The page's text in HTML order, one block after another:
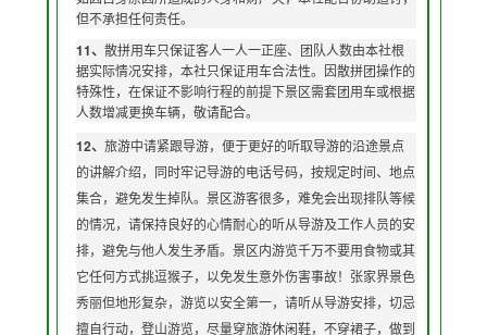
但不承担任何责任。
11、 散拼用车只保证客人一人一正座、团队人数由本社根
据实际情况安排，本社只保证用车合法性。因散拼团操作的
特殊性，在保证不影响行程的前提下景区需套团用车或根据
人数增减更换车辆，敬请配合。
12、 旅游中请紧跟导游，便于更好的听取导游的沿途景点
的讲解介绍，同时牢记导游的电话号码，按规定时间、地点
集合，避免发生掉队。景区游客很多，难免会出现排队等候
的情况，请保持良好的心情耐心的听从导游及工作人员的安
排，避免与他人发生矛盾。景区内游览千万不要用食物或其
它任何方式挑逗猴子，以免发生意外伤害事故！张家界景色
秀丽但地形复杂，游览以安全第一，请听从导游安排，切忌
擅自行动，登山游览，尽量穿旅游休闲鞋，不穿裙子，做到